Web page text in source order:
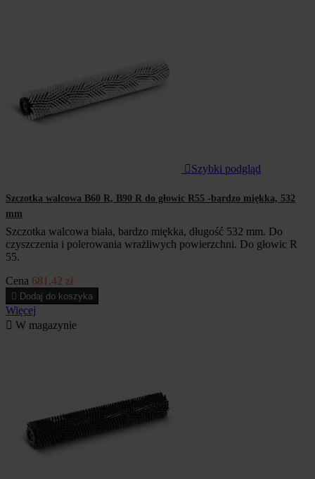
 Szybki podgląd
Szczotka walcowa B60 R, B90 R do głowic R55 -bardzo miękka, 532
mm
Szczotka walcowa biała, bardzo miękka, długość 532 mm. Do
czyszczenia i polerowania wrażliwych powierzchni. Do głowic R
55.
Cena 681,42 zł
 Dodaj do koszyka
Więcej
 W magazynie